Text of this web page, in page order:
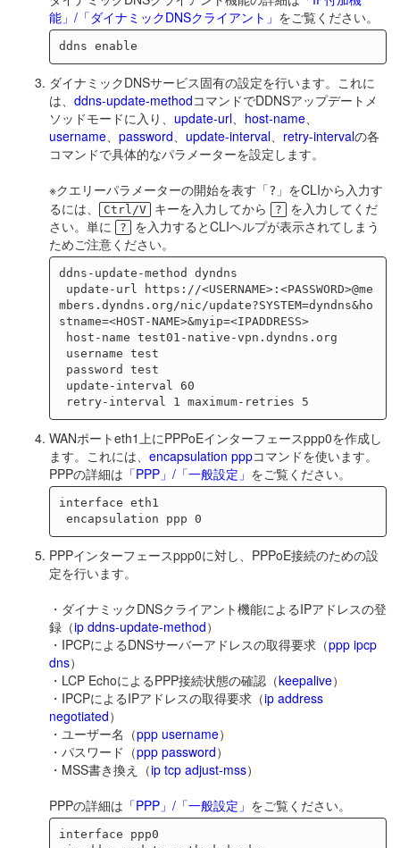
能」/「ダイナミックDNSクライアント」 をご覧ください。
ダイナミックDNSサービス固有の設定を行います。これに
は、 ddns-update-methodコマンドでDDNSアップデートメ
ソッドモードに入り、 update-url host-name
username
password update-interval retry-intervalの各
コマンドで具体的なパラメーターを設定します。
※クエリーパラメーターの開始を表す「? 」をCLIから入力す
るには、
Ctrl/V キーを入力してから ?
を入力してくだ
さい。単に
?
を入力するとCLIヘルプが表示されてしまう
ためご注意ください。
ddns-update-method dyndns
mbers.dyndns.org/nic/update?SYSTEM=dyndns&ho
stname=<HOST-NAME>&myip=<IPADDRESS>
WANポートeth1上にPPPoEインターフェースppp0を作成し
ます。これには、 encapsulation pppコマンドを使います。
PPPの詳細は 「PPP」/「一般設定」 をご覧ください。
interface eth1
PPPインターフェースppp0に対し、PPPoE接続のための設
定を行います。
・ダイナミックDNSクライアント機能によるIPアドレスの登
録（ip ddns-update-method）
・IPCPによるDNSサーバーアドレスの取得要求（ppp ipcp
dns）
・LCP EchoによるPPP接続状態の確認（keepalive）
・IPCPによるIPアドレスの取得要求（ip address
negotiated）
・ユーザー名（ppp username）
・パスワード（ppp password）
・MSS書き換え（ip tcp adjust-mss）
PPPの詳細は 「PPP」/「一般設定」 をご覧ください。
interface ppp0